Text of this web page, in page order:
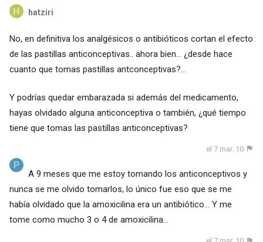
hatziri
No, en definitiva los analgésicos o antibióticos cortan el efecto
de las pastillas anticonceptivas.. ahora bien... ¿desde hace
cuanto que tomas pastillas antconceptivas?...
Y podrías quedar embarazada si además del medicamento,
hayas olvidado alguna anticonceptiva o también, ¿qué tiempo
tiene que tomas las pastillas anticonceptivas?
el 7 mar. 10
A 9 meses que me estoy tomando los anticonceptivos y
nunca se me olvido tomarlos, lo único fue eso que se me
había olvidado que la amoxicilina era un antibiótico... Y me
tome como mucho 3 o 4 de amoxicilina...